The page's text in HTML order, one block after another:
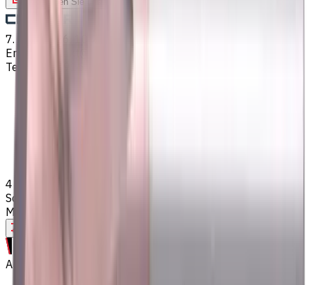
7. Aug. 2026, 10:29
Email
Telefon
4 mm VHM Schaftfräser,2
Schneiden,Kugelkopf,Standardlänge Für P,H
Materialien,TiSiAlCrN beschichtet
Auf Bestellung